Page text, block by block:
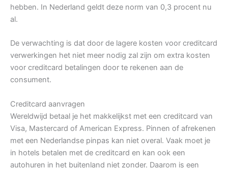
hebben. In Nederland geldt deze norm van 0,3 procent nu
al.
De verwachting is dat door de lagere kosten voor creditcard
verwerkingen het niet meer nodig zal zijn om extra kosten
voor creditcard betalingen door te rekenen aan de
consument.
Creditcard aanvragen
Wereldwijd betaal je het makkelijkst met een creditcard van
Visa, Mastercard of American Express. Pinnen of afrekenen
met een Nederlandse pinpas kan niet overal. Vaak moet je
in hotels betalen met de creditcard en kan ook een
autohuren in het buitenland niet zonder. Daarom is een